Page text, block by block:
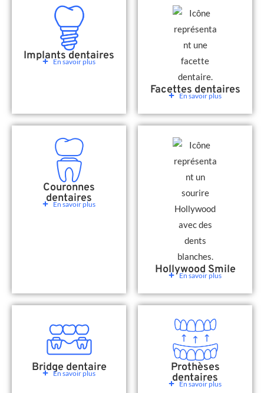
Implants dentaires
En savoir plus
Facettes dentaires
En savoir plus
Couronnes
dentaires
En savoir plus
Hollywood Smile
En savoir plus
Bridge dentaire
En savoir plus Prothèses
dentaires
En savoir plus